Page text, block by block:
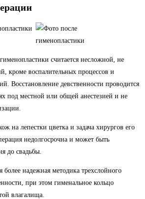
считается несложной, не
кроме воспалительных процессов и
Восстановление девственности проводится
под местной или общей анестезией и не
на лепестки цветка и задача хирургов его
недолгосрочна и может быть
до свадьбы.
более надежная методика трехслойного
при этом гименальное кольцо
влагалища.